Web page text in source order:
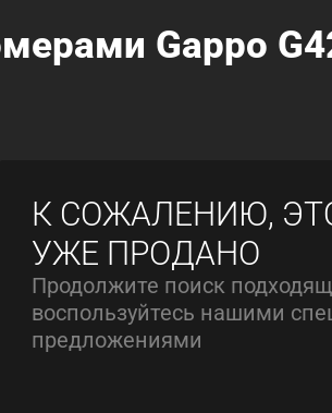
Gappo
К СОЖАЛЕНИЮ,
УЖЕ ПРОДАНО
Продолжите поиск
воспользуйтесь нашими
предложениями